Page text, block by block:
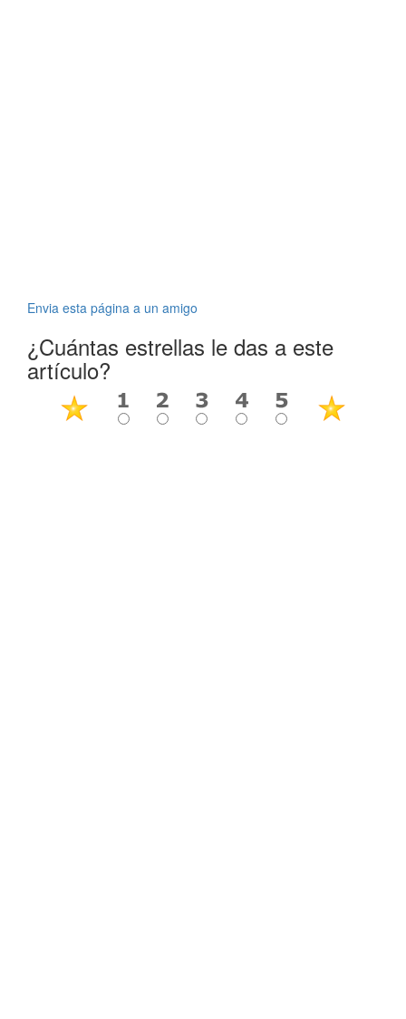
Envia esta página a un amigo
¿Cuántas estrellas le das a este
artículo?